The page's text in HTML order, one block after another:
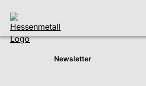
Newsletter